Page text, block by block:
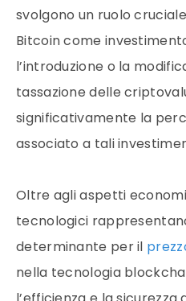
svolgono un ruolo
Bitcoin come
l’introduzione o la
tassazione delle
significativamente la
associato a tali
Oltre agli aspetti
tecnologici
determinante per il
nella tecnologia